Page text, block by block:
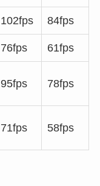
102fps 84fps
76fps 61fps
95fps 78fps
71fps 58fps